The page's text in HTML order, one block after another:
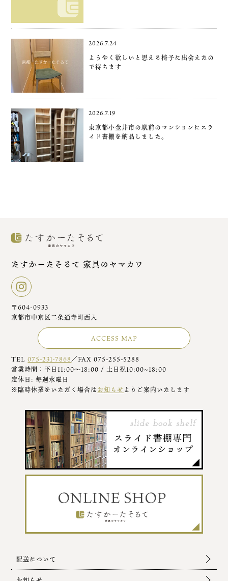
2026.7.24
ようやく欲しいと思える椅子に出会えたの
で待ちます
2026.7.19
東京都小金井市の駅前のマンションにスラ
イド書棚を納品しました。
たすかーたそるて 家具のヤマカワ
〒604-0933
京都市中京区二条通寺町西入
ACCESS MAP
TEL075-231-7868／FAX 075-255-5288
営業時間：平日11:00～18:00 / 土日祝10:00~18:00
定休日: 毎週水曜日
※臨時休業をいただく場合はお知らせ よりご案内いたします
配送について